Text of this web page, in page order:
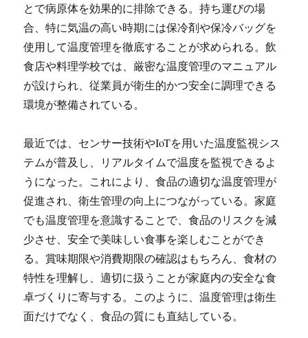
とで病原体を効果的に排除できる。持ち運びの場
合、特に気温の高い時期には保冷剤や保冷バッグを
使用して温度管理を徹底することが求められる。飲
食店や料理学校では、厳密な温度管理のマニュアル
が設けられ、従業員が衛生的かつ安全に調理できる
環境が整備されている。
最近では、センサー技術やIoTを用いた温度監視シス
テムが普及し、リアルタイムで温度を監視できるよ
うになった。これにより、食品の適切な温度管理が
促進され、衛生管理の向上につながっている。家庭
でも温度管理を意識することで、食品のリスクを減
少させ、安全で美味しい食事を楽しむことができ
る。賞味期限や消費期限の確認はもちろん、食材の
特性を理解し、適切に扱うことが家庭内の安全な食
卓づくりに寄与する。このように、温度管理は衛生
面だけでなく、食品の質にも直結している。